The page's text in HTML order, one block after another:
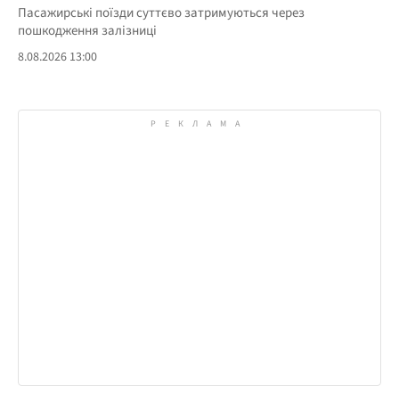
Пасажирські поїзди суттєво затримуються через
пошкодження залізниці
8.08.2026 13:00